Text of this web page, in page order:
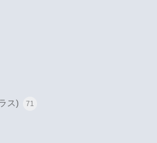
ス) 71